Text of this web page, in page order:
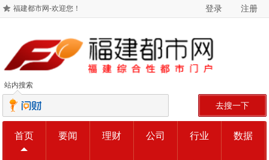
福建都市网-欢迎您！ 登录 注册
站内搜索
去搜一下
首页 要闻 理财 公司 行业 数据